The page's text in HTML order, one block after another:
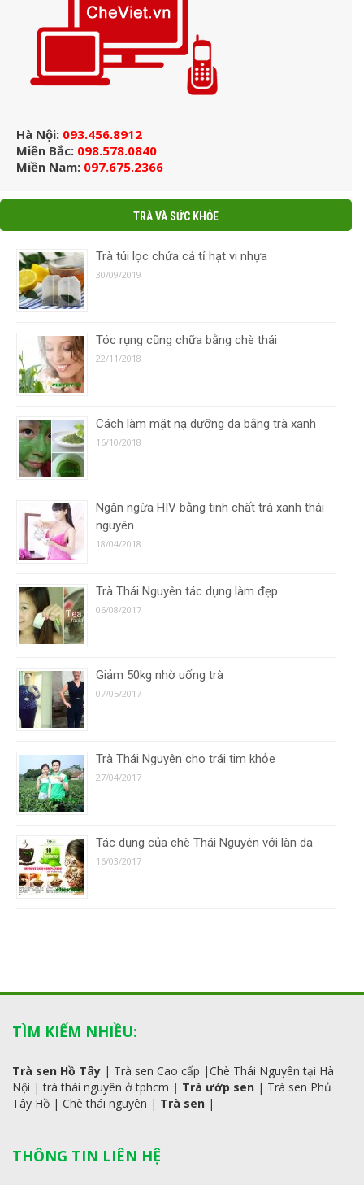
Hà Nội: 093.456.8912
Miền Bắc: 098.578.0840
Miền Nam: 097.675.2366
TRÀ VÀ SỨC KHỎE
Trà túi lọc chứa cả tỉ hạt vi nhựa
30/09/2019
Tóc rụng cũng chữa bằng chè thái
22/11/2018
Cách làm mặt nạ dưỡng da bằng trà xanh
16/10/2018
Ngăn ngừa HIV bằng tinh chất trà xanh thái
nguyên
18/04/2018
Trà Thái Nguyên tác dụng làm đẹp
06/08/2017
Giảm 50kg nhờ uống trà
07/05/2017
Trà Thái Nguyên cho trái tim khỏe
27/04/2017
Tác dụng của chè Thái Nguyên với làn da
16/03/2017
TÌM KIẾM NHIỀU:
Trà sen Hồ Tây | Trà sen Cao cấp |Chè Thái Nguyên tại Hà
Nội |trà thái nguyên ở tphcm | Trà ướp sen | Trà sen Phủ
Tây Hồ | Chè thái nguyên | Trà sen |
THÔNG TIN LIÊN HỆ